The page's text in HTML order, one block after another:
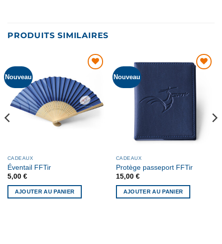
PRODUITS SIMILAIRES
Nouveau
AJOUTER
À MA
LISTE DE
SOUHAITS
CADEAUX
Éventail FFTir
5,00 €
AJOUTER AU PANIER
Nouveau
AJOUTER
À MA
LISTE DE
SOUHAITS
CADEAUX
Protège passeport FFTir
15,00 €
AJOUTER AU PANIER